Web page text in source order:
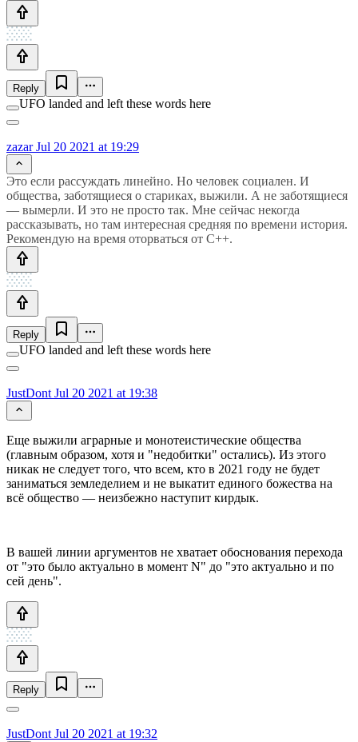
Reply
UFO landed and left these words here
zazarJul 20 2021 at 19:29
Это если рассуждать линейно. Но человек социален. И
общества, заботящиеся о стариках, выжили. А не заботящиеся
— вымерли. И это не просто так. Мне сейчас некогда
рассказывать, но там интересная средняя по времени история.
Рекомендую на время оторваться от С++.
Reply
UFO landed and left these words here
JustDont Jul 20 2021 at 19:38
Еще выжили аграрные и монотеистические общества
(главным образом, хотя и "недобитки" остались). Из этого
никак не следует того, что всем, кто в 2021 году не будет
заниматься земледелием и не выкатит единого божества на
всё общество — неизбежно наступит кирдык.
В вашей линии аргументов не хватает обоснования перехода
от "это было актуально в момент N" до "это актуально и по
сей день".
Reply
JustDont Jul 20 2021 at 19:32